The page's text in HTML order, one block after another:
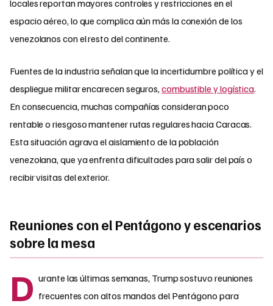
locales reportan mayores controles y restricciones en el
espacio aéreo, lo que complica aún más la conexión de los
venezolanos con el resto del continente.​
Fuentes de la industria señalan que la incertidumbre política y el
despliegue militar encarecen seguros, combustible y logística.
En consecuencia, muchas compañías consideran poco
rentable o riesgoso mantener rutas regulares hacia Caracas.
Esta situación agrava el aislamiento de la población
venezolana, que ya enfrenta dificultades para salir del país o
recibir visitas del exterior.​
Reuniones con el Pentágono y escenarios
sobre la mesa
D urante las últimas semanas, Trump sostuvo reuniones
frecuentes con altos mandos del Pentágono para